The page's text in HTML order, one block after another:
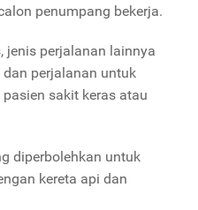
penumpang bekerja.
jenis perjalanan lainnya
perjalanan untuk
sakit keras atau
diperbolehkan untuk
kereta api dan